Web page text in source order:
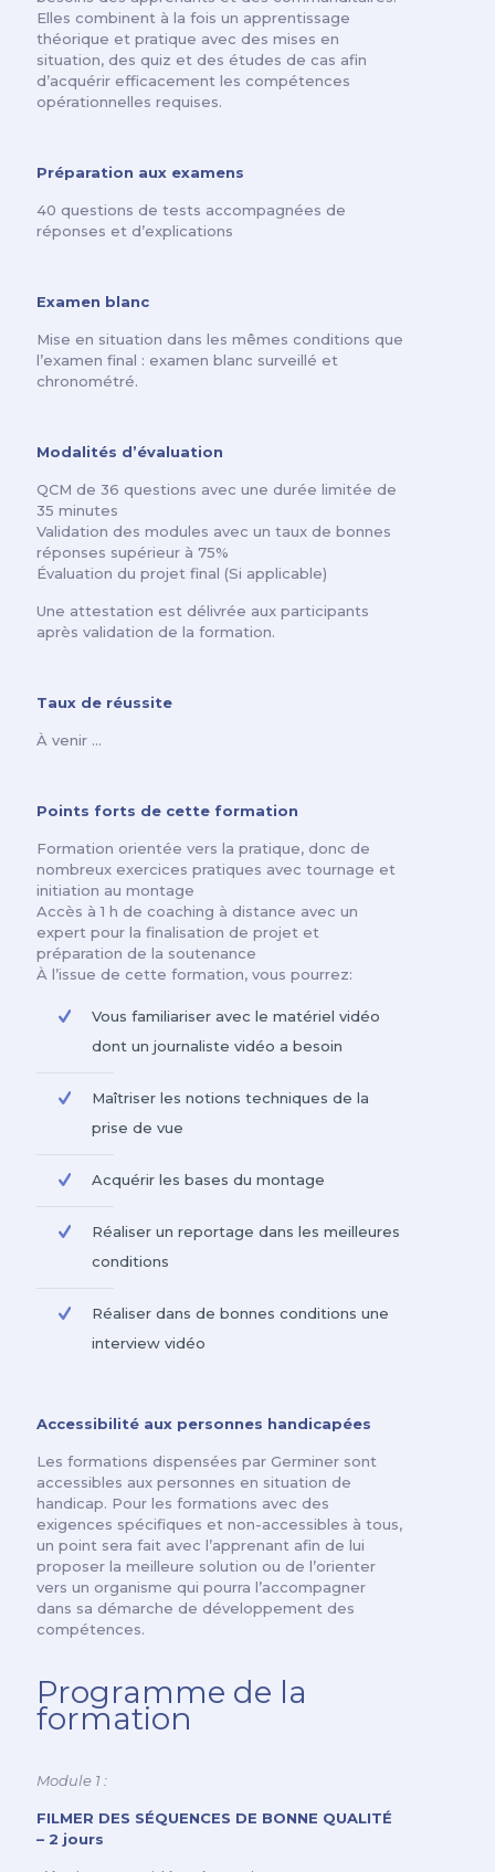
Elles combinent à la fois un apprentissage
théorique et pratique avec des mises en
situation, des quiz et des études de cas afin
d’acquérir efficacement les compétences
opérationnelles requises.
Préparation aux examens
40 questions de tests accompagnées de
réponses et d’explications
Examen blanc
Mise en situation dans les mêmes conditions que
l’examen final : examen blanc surveillé et
chronométré.
Modalités d’évaluation
QCM de 36 questions avec une durée limitée de
35 minutes
Validation des modules avec un taux de bonnes
réponses supérieur à 75%
Évaluation du projet final (Si applicable)
Une attestation est délivrée aux participants
après validation de la formation.
Taux de réussite
À venir …
Points forts de cette formation
Formation orientée vers la pratique, donc de
nombreux exercices pratiques avec tournage et
initiation au montage
Accès à 1 h de coaching à distance avec un
expert pour la finalisation de projet et
préparation de la soutenance
À l’issue de cette formation, vous pourrez:
Vous familiariser avec le matériel vidéo
dont un journaliste vidéo a besoin
Maîtriser les notions techniques de la
prise de vue
Acquérir les bases du montage
Réaliser un reportage dans les meilleures
conditions
Réaliser dans de bonnes conditions une
interview vidéo
Accessibilité aux personnes handicapées
Les formations dispensées par Germiner sont
accessibles aux personnes en situation de
handicap. Pour les formations avec des
exigences spécifiques et non-accessibles à tous,
un point sera fait avec l’apprenant afin de lui
proposer la meilleure solution ou de l’orienter
vers un organisme qui pourra l’accompagner
dans sa démarche de développement des
compétences.
Programme de la
formation
Module 1 :
FILMER DES SÉQUENCES DE BONNE QUALITÉ
– 2 jours